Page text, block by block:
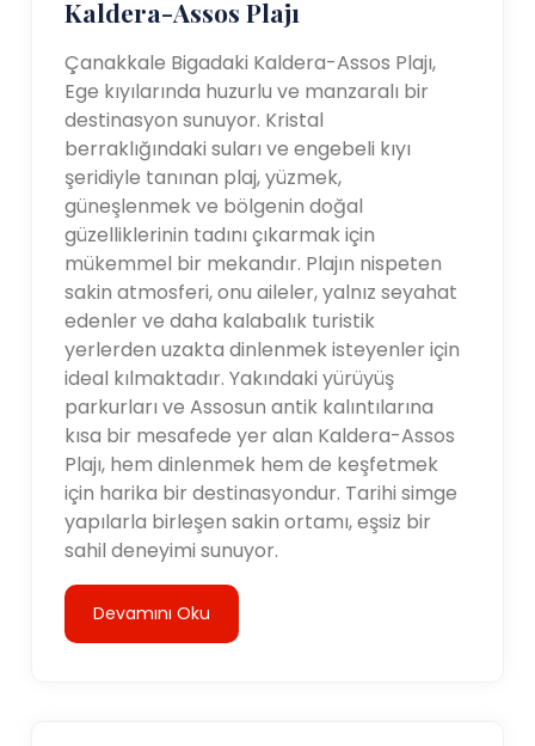
Kaldera-Assos Plajı
Çanakkale Bigadaki Kaldera-Assos Plajı,
Ege kıyılarında huzurlu ve manzaralı bir
destinasyon sunuyor. Kristal
berraklığındaki suları ve engebeli kıyı
şeridiyle tanınan plaj, yüzmek,
güneşlenmek ve bölgenin doğal
güzelliklerinin tadını çıkarmak için
mükemmel bir mekandır. Plajın nispeten
sakin atmosferi, onu aileler, yalnız seyahat
edenler ve daha kalabalık turistik
yerlerden uzakta dinlenmek isteyenler için
ideal kılmaktadır. Yakındaki yürüyüş
parkurları ve Assosun antik kalıntılarına
kısa bir mesafede yer alan Kaldera-Assos
Plajı, hem dinlenmek hem de keşfetmek
için harika bir destinasyondur. Tarihi simge
yapılarla birleşen sakin ortamı, eşsiz bir
sahil deneyimi sunuyor.
Devamını Oku